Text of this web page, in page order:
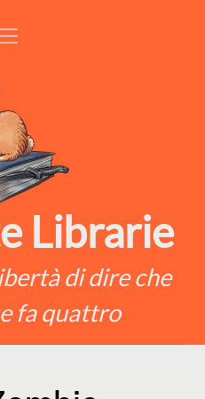
Librarie
di dire che
fa quattro